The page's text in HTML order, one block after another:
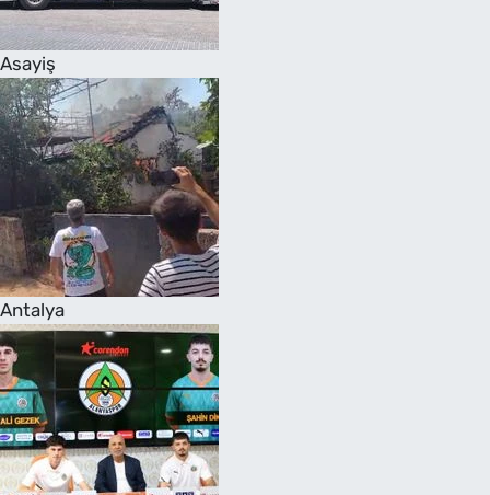
Asayiş
Antalya